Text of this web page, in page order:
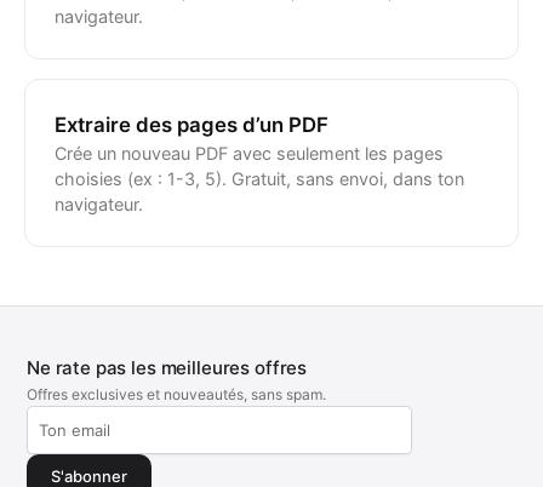
navigateur.
Extraire des pages d’un PDF
Crée un nouveau PDF avec seulement les pages
choisies (ex : 1-3, 5). Gratuit, sans envoi, dans ton
navigateur.
Ne rate pas les meilleures offres
Offres exclusives et nouveautés, sans spam.
S'abonner